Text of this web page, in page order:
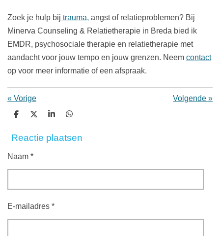
Zoek je hulp bij trauma, angst of relatieproblemen? Bij
Minerva Counseling & Relatietherapie in Breda bied ik
EMDR, psychosociale therapie en relatietherapie met
aandacht voor jouw tempo en jouw grenzen. Neem contact
op voor meer informatie of een afspraak.
« Vorige Volgende »
D
e
D
e
l
S
a
r
D
e
Reactie plaatsen
Naam *
E-mailadres *